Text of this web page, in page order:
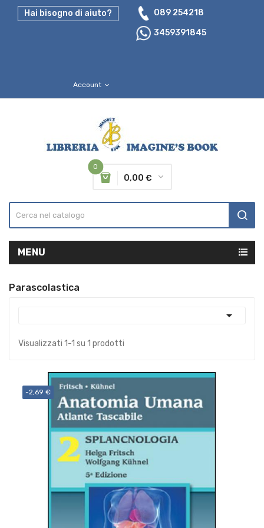
Hai bisogno di aiuto?
089 254218
3459391845
Account expand_more
0
0,00 €
MENU
Parascolastica

Visualizzati 1-1 su 1 prodotti
-2,69 €